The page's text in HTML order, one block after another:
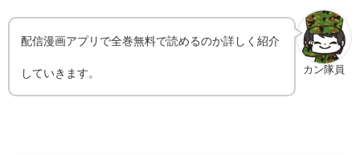
カン隊員
配信漫画アプリで全巻無料で読めるのか詳しく紹介
していきます。